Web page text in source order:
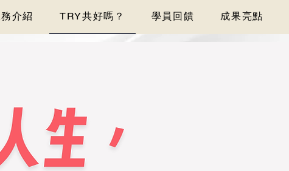
介紹 TRY共好嗎？ 學員回饋 成果亮點